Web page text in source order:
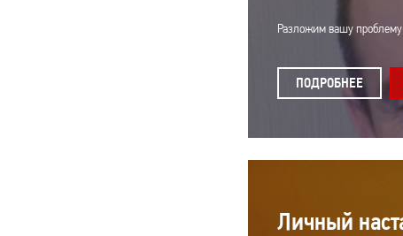
Разложим вашу
ПОДРОБНЕЕ
Личный